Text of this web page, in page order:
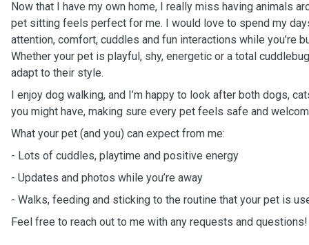
Now that I have my own home, I really miss having animals
pet sitting feels perfect for me. I would love to spend my
attention, comfort, cuddles and fun interactions while you’re
Whether your pet is playful, shy, energetic or a total
adapt to their style.
I enjoy dog walking, and I’m happy to look after both dogs,
you might have, making sure every pet feels safe and
What your pet (and you) can expect from me:
- Lots of cuddles, playtime and positive energy
- Updates and photos while you’re away
- Walks, feeding and sticking to the routine that your pet is
Feel free to reach out to me with any requests and